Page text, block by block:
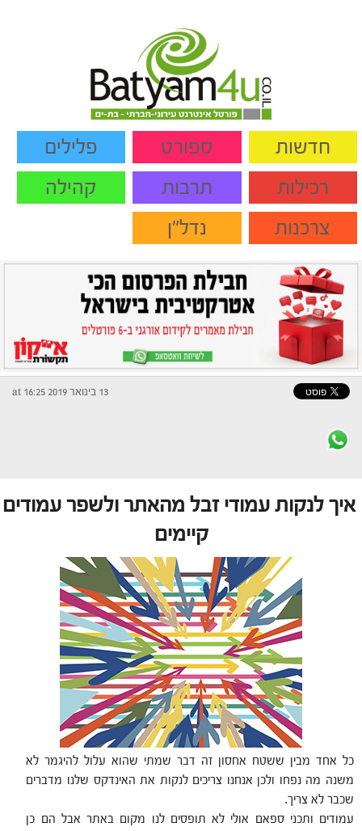
חדשות ספורט
פלילים
רכילות
תרבות
קהילה
צרכנות
נדל"ן
13 בינואר 2019 at 16:25
איך לנקות עמודי זבל מהאתר ולשפר עמודים
קיימים
כל אחד מבין ששטח אחסון זה דבר שמתי שהוא עלול להיגמר לא
משנה מה נפחו ולכן אנחנו צריכים לנקות את האינדקס שלנו מדברים
שכבר לא צריך.
עמודים ותכני ספאם אולי לא תופסים לנו מקום באתר אבל הם כן